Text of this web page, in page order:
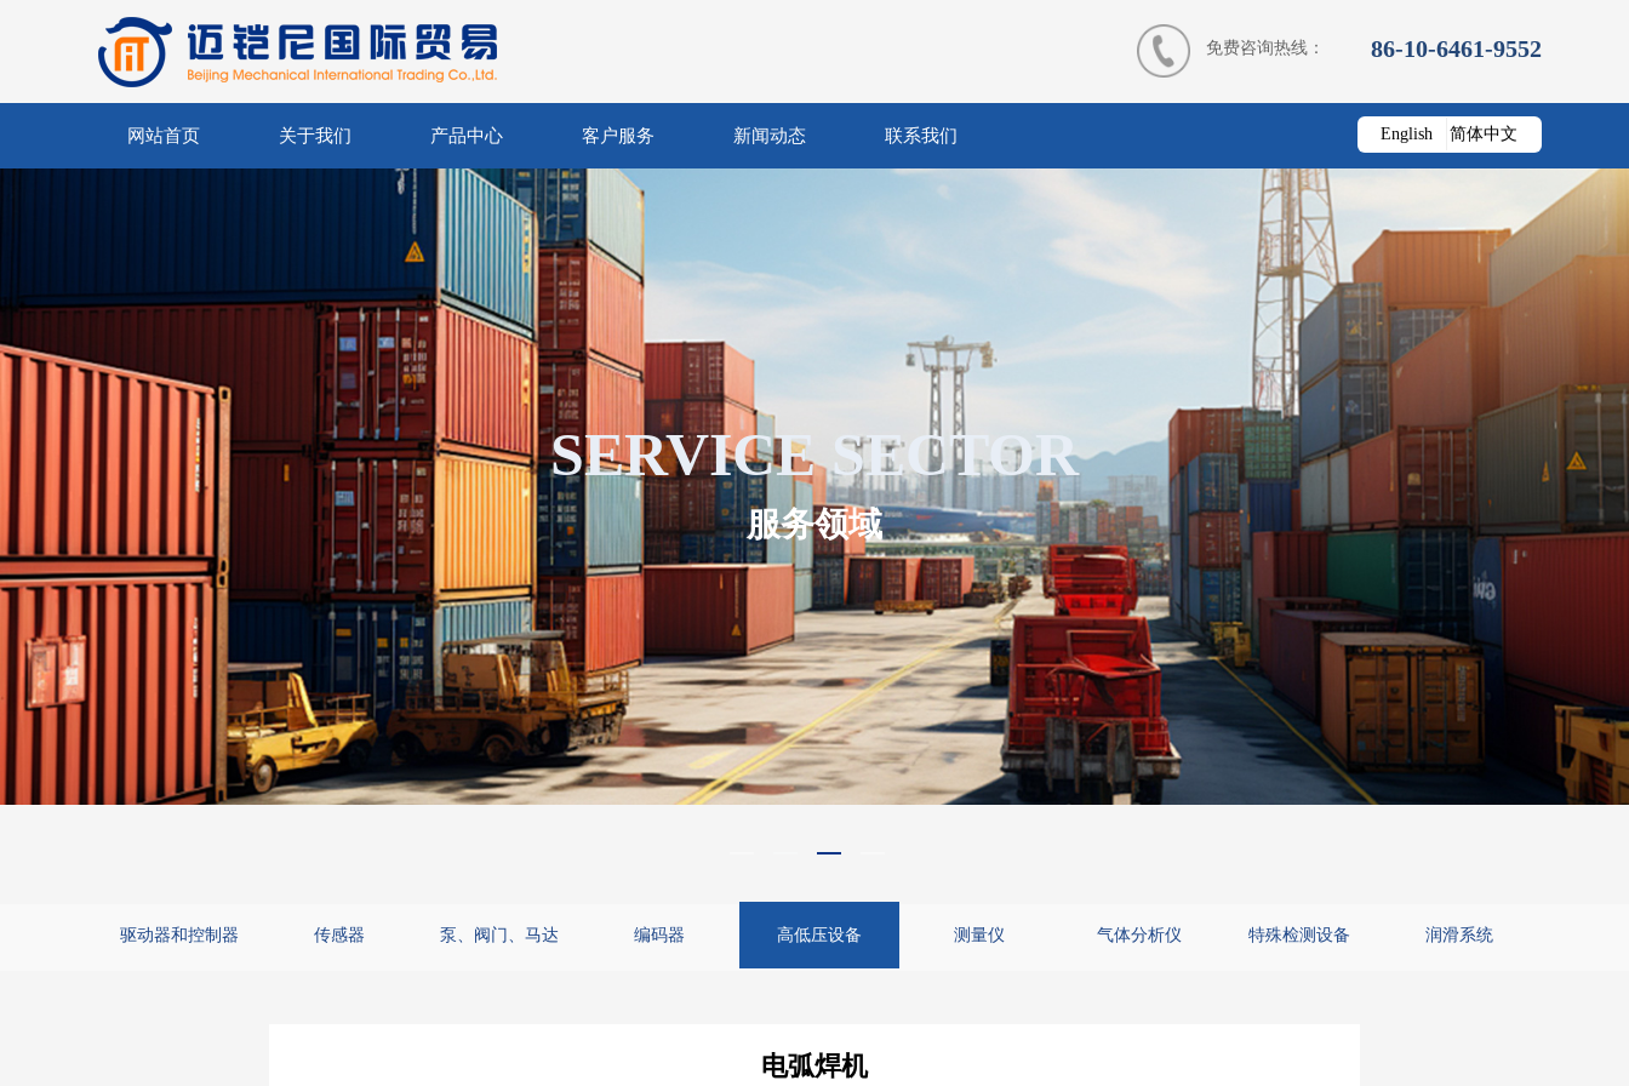
86-10-6461-9552
免费咨询热线：
网站首页 关于我们 产品中心 客户服务 新闻动态 联系我们 English 简体中文
SERVICE SECTOR
服务领域
驱动器和控制器 传感器 泵、阀门、马达 编码器 高低压设备 测量仪 气体分析仪 特殊检测设备 润滑系统
电弧焊机